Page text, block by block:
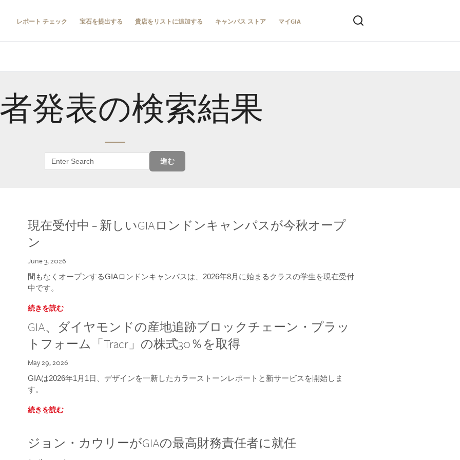
レポート チェック 宝石を提出する 貴店をリストに追加する キャンパス ストア マイGIA
発表の検索結果
進む
現在受付中 – 新しいGIAロンドンキャンパスが今秋オープ
ン
June 3, 2026
間もなくオープンするGIAロンドンキャンパスは、2026年8月に始まるクラスの学生を現在受付
中です。
続きを読む
GIA、ダイヤモンドの産地追跡ブロックチェーン・プラッ
トフォーム「Tracr」の株式30％を取得
May 29, 2026
GIAは2026年1月1日、デザインを一新したカラーストーンレポートと新サービスを開始しま
す。
続きを読む
ジョン・カウリーがGIAの最高財務責任者に就任